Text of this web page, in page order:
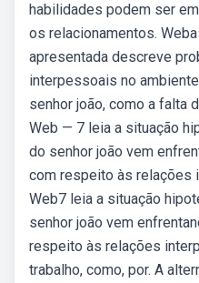
habilidades podem ser
os relacionamentos.
apresentada descreve
interpessoais no
senhor joão, como a falta
Web — 7 leia a situação
do senhor joão vem
com respeito às relações
Web7 leia a situação
senhor joão vem
respeito às relações
trabalho, como, por. A